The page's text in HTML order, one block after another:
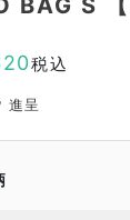
BAG S 【
税込
進呈